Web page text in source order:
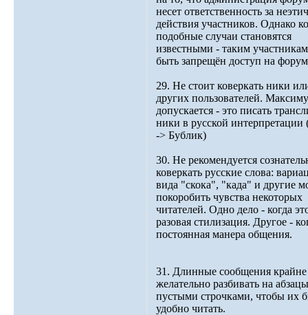
несет ответственность за
действия участников. Однако
подобные случаи становятся
известными - таким
быть запрещён доступ на
29. Не стоит коверкать ники
других пользователей.
допускается - это писать
ники в русской интерпретации
-> Бублик)
30. Не рекомендуется
коверкать русские слова:
вида "скока", "када" и другие
покоробить чувства некоторых
читателей. Одно дело - когда
разовая стилизация. Другое -
постоянная манера общения.
31. Длинные сообщения крайне
желательно разбивать на абзацы
пустыми строчками, чтобы их
удобно читать.